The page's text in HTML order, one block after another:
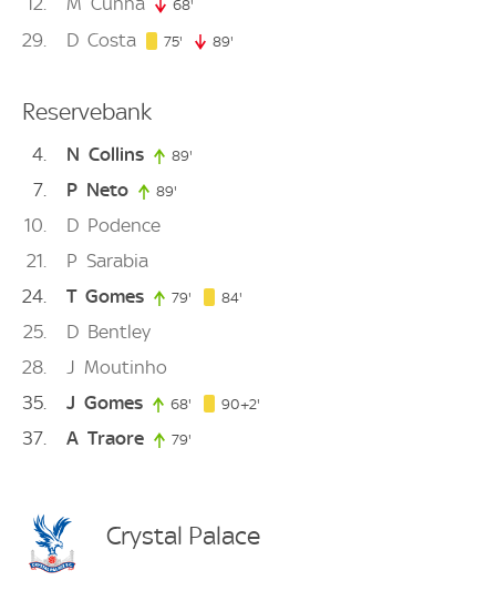
68'
29 D Costa 75' 75. minute
89'
Reservebank
4 N Collins 89'
7 P Neto 89'
10 D Podence
21
P Sarabia
24
T Gomes 79' 79. minute
84'
25 D Bentley
28
J Moutinho
35
J Gomes 68' 68. minute
90+2'
37 A Traore 79'
Crystal Palace